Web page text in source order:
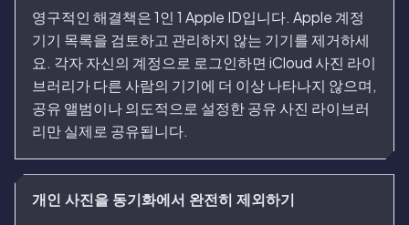
영구적인 해결책은 1인 1 Apple ID입니다. Apple 계정
기기 목록을 검토하고 관리하지 않는 기기를 제거하세
요. 각자 자신의 계정으로 로그인하면 iCloud 사진 라이
브러리가 다른 사람의 기기에 더 이상 나타나지 않으며,
공유 앨범이나 의도적으로 설정한 공유 사진 라이브러
리만 실제로 공유됩니다.
개인 사진을 동기화에서 완전히 제외하기